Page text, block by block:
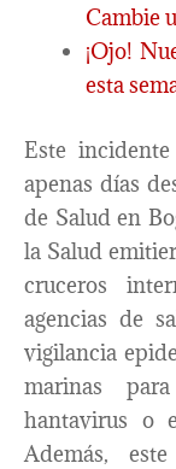
Cambie
¡Ojo!
esta
Este
apenas días
de Salud en
la Salud
cruceros
agencias de
vigilancia
marinas
hantavirus o
Además,